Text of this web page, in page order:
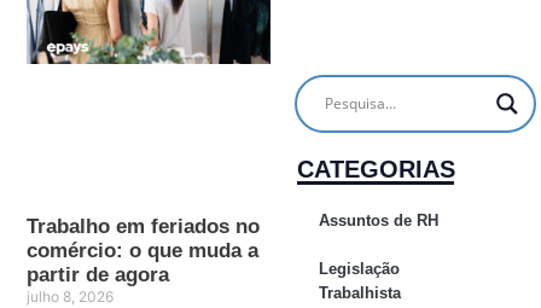
Trabalho em feriados no
comércio: o que muda a
partir de agora
julho 8, 2026
CATEGORIAS
Assuntos de RH
Legislação
Trabalhista